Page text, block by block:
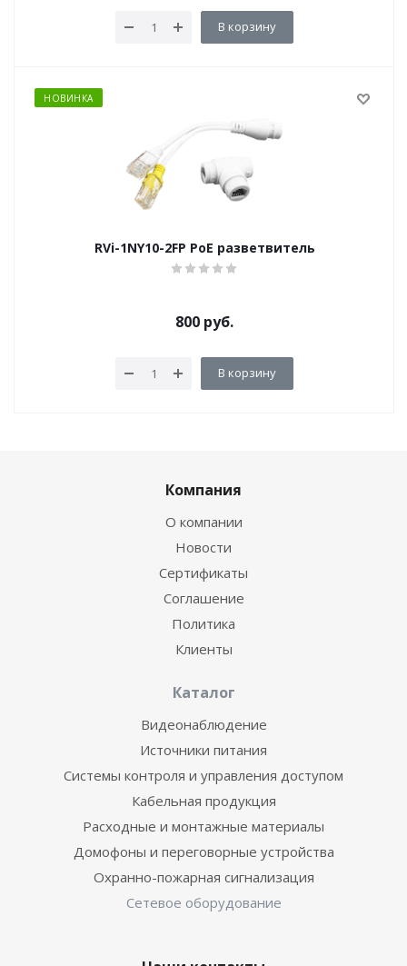
В корзину
НОВИНКА
RVi-1NY10-2FP PoE разветвитель
800 руб.
В корзину
Компания
О компании
Новости
Сертификаты
Соглашение
Политика
Клиенты
Каталог
Видеонаблюдение
Источники питания
Системы контроля и управления доступом
Кабельная продукция
Расходные и монтажные материалы
Домофоны и переговорные устройства
Охранно-пожарная сигнализация
Сетевое оборудование